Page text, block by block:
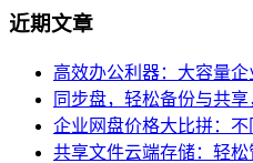
近期文章
高效办公利器：大容量
同步盘，轻松备份与共
企业网盘价格大比拼：
共享文件云端存储：轻